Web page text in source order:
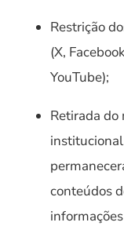
Restrição
(X,
YouTube);
Retirada
conteúdos